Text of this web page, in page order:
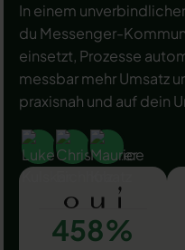
In einem
du Messenger-
einsetzt, Prozesse
messbar mehr Umsatz
praxisnah und auf dein
458%